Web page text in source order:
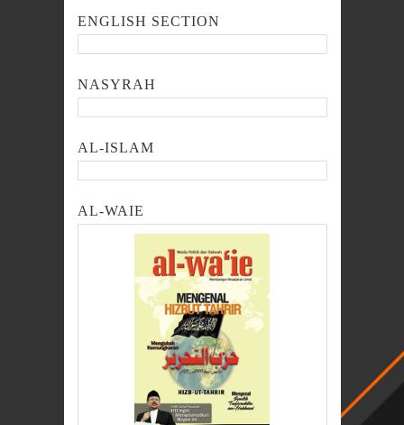
ENGLISH SECTION
NASYRAH
AL-ISLAM
AL-WAIE